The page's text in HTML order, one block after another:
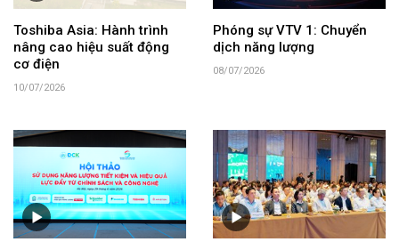
Toshiba Asia: Hành trình
nâng cao hiệu suất động
cơ điện
10/07/2026
Phóng sự VTV 1: Chuyển
dịch năng lượng
08/07/2026